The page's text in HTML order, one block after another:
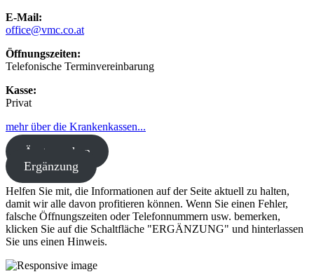
E-Mail:
office@vmc.co.at
Öffnungszeiten:
Telefonische Terminvereinbarung
Kasse:
Privat
mehr über die Krankenkassen...
Ärzte suchen
Ergänzung
Helfen Sie mit, die Informationen auf der Seite aktuell zu halten,
damit wir alle davon profitieren können. Wenn Sie einen Fehler,
falsche Öffnungszeiten oder Telefonnummern usw. bemerken,
klicken Sie auf die Schaltfläche "ERGÄNZUNG" und hinterlassen
Sie uns einen Hinweis.